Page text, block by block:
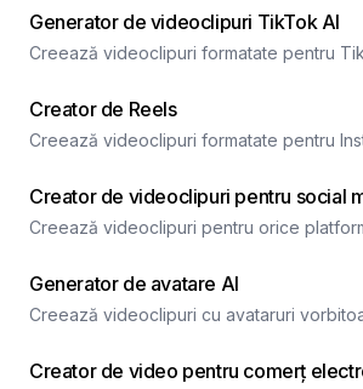
Generator de videoclipuri TikTok AI
Creează videoclipuri formatate pentru
Creator de Reels
Creează videoclipuri formatate pentru
Creator de videoclipuri pentru social
Creează videoclipuri pentru orice
Generator de avatare AI
Creează videoclipuri cu avataruri
Creator de video pentru comerț